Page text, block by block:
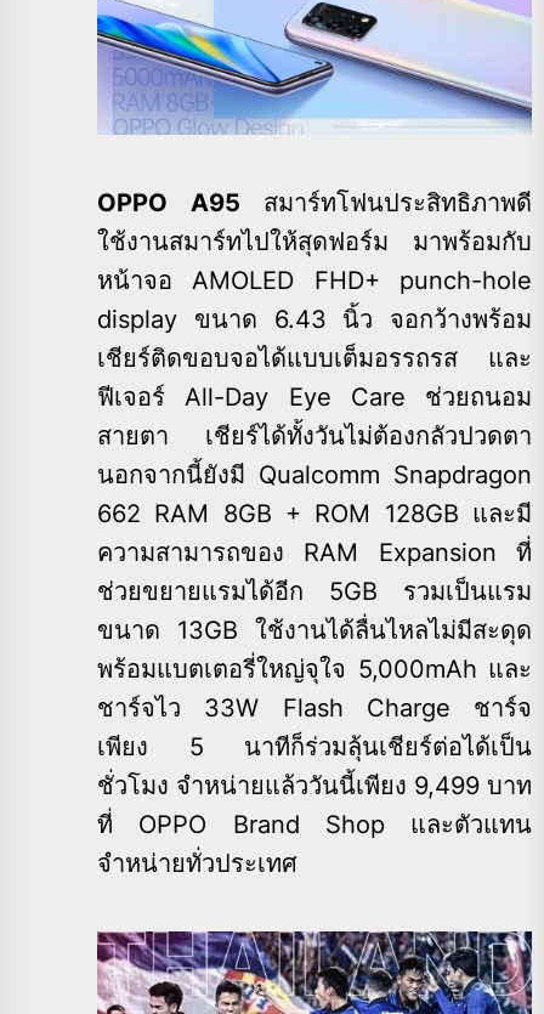
OPPO A95 สมาร์ทโฟนประสิทธิภาพดี
ใช้งานสมาร์ทไปให้สุดฟอร์ม มาพร้อมกับ
หน้าจอ AMOLED FHD+ punch-hole
display ขนาด 6.43 นิ้ว จอกว้างพร้อม
เชียร์ติดขอบจอได้แบบเต็มอรรถรส และ
ฟีเจอร์ All-Day Eye Care ช่วยถนอม
สายตา เชียร์ได้ทั้งวันไม่ต้องกลัวปวดตา
นอกจากนี้ยังมี Qualcomm Snapdragon
662 RAM 8GB + ROM 128GB และมี
ความสามารถของ RAM Expansion ที่
ช่วยขยายแรมได้อีก 5GB รวมเป็นแรม
ขนาด 13GB ใช้งานได้ลื่นไหลไม่มีสะดุด
พร้อมแบตเตอรี่ใหญ่จุใจ 5,000mAh และ
ชาร์จไว 33W Flash Charge ชาร์จ
เพียง 5 นาทีก็ร่วมลุ้นเชียร์ต่อได้เป็น
ชั่วโมง จำหน่ายแล้ววันนี้เพียง 9,499 บาท
ที่ OPPO Brand Shop และตัวแทน
จำหน่ายทั่วประเทศ